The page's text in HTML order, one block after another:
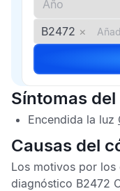
B2472 ×
Síntomas
Encendida la luz
Causas del
Los motivos por los
diagnóstico B2472